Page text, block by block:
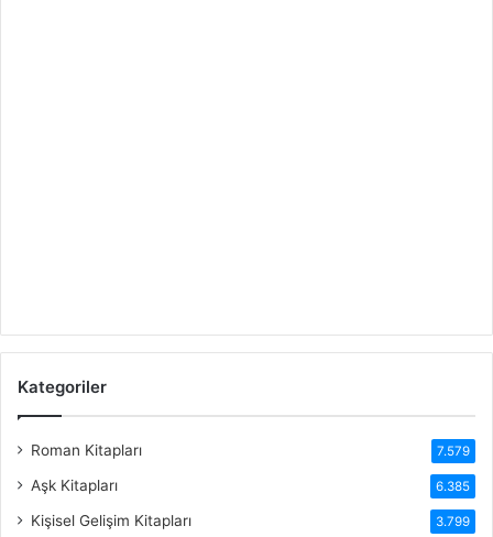
Kategoriler
Roman Kitapları 7.579
Aşk Kitapları 6.385
Kişisel Gelişim Kitapları 3.799